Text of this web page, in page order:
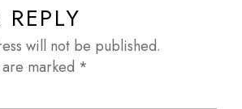
will not be published.
marked *